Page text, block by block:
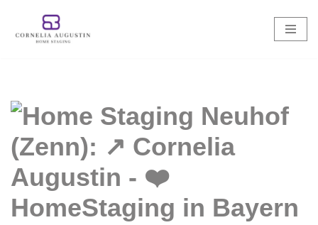
Zum